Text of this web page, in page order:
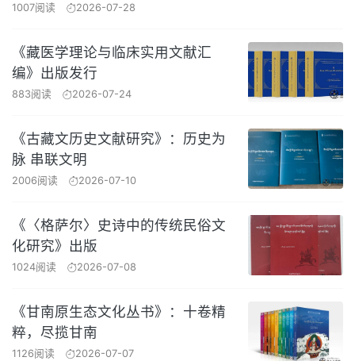
1007阅读 2026-07-28
《藏医学理论与临床实用文献汇
编》出版发行
883阅读 2026-07-24
《古藏文历史文献研究》：历史为
脉 串联文明
2006阅读 2026-07-10
《〈格萨尔〉史诗中的传统民俗文
化研究》出版
1024阅读 2026-07-08
《甘南原生态文化丛书》：十卷精
粹，尽揽甘南
1126阅读 2026-07-07